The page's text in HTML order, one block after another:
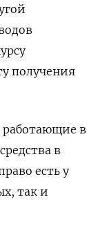
получения
в
в
есть у
так и